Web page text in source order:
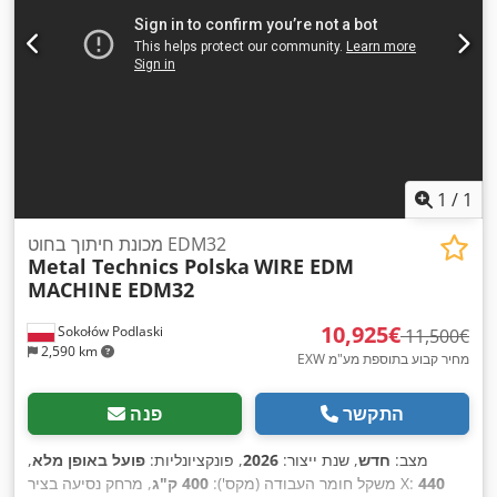
1 / 1
Sokołów Podlaski
2,590 km
מכונת חיתוך בחוט EDM32
Metal Technics Polska WIRE EDM
MACHINE EDM32
‏10,925 ‏€ ‏11,500 ‏€
EXW מחיר קבוע בתוספת מע"מ
פנה התקשר
מצב: חדש, שנת ייצור: 2026, פונקציונליות: פועל באופן מלא,
משקל חומר העבודה (מקס'): 400 ק"ג , מרחק נסיעה בציר X: 440